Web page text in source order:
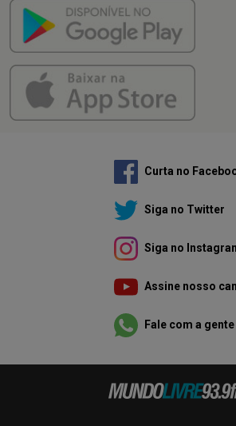
Curta no
Siga no Twitter
Siga no
Assine nosso
Fale com a gente